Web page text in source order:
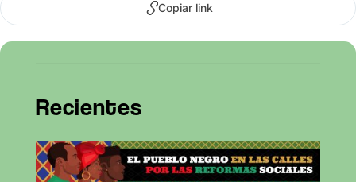
Copiar link
Recientes